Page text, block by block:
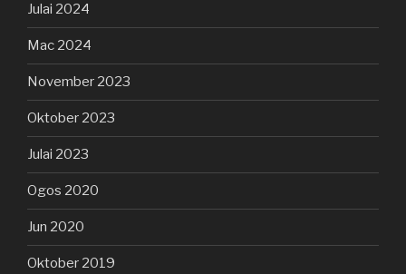
Julai 2024
Mac 2024
November 2023
Oktober 2023
Julai 2023
Ogos 2020
Jun 2020
Oktober 2019